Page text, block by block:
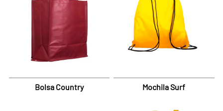
Bolsa Country Mochila Surf